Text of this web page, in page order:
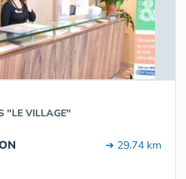
"LE VILLAGE"
➔ 29.74 km